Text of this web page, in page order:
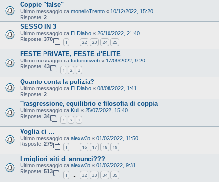
Coppie "false"
Ultimo messaggio da monelloTrento « 10/12/2022, 15:20
Risposte: 2
SESSO IN 3
Ultimo messaggio da El Diablo « 26/10/2022, 21:40
Risposte: 370
1 22 23 24 25
FESTE PRIVATE, FESTE d'ELITE
Ultimo messaggio da federicoweb « 17/09/2022, 9:20
Risposte: 43
1 2 3
Quanto conta la pulizia?
Ultimo messaggio da El Diablo « 08/08/2022, 1:41
Risposte: 2
Trasgressione, equilibrio e filosofia di coppia
Ultimo messaggio da Kull « 25/07/2022, 15:40
Risposte: 34
1 2 3
Voglia di ...
Ultimo messaggio da alexw3b « 01/02/2022, 11:50
Risposte: 279
1 16 17 18 19
I migliori siti di annunci???
Ultimo messaggio da alexw3b « 01/02/2022, 9:31
Risposte: 513
1 … 32 33 34 35